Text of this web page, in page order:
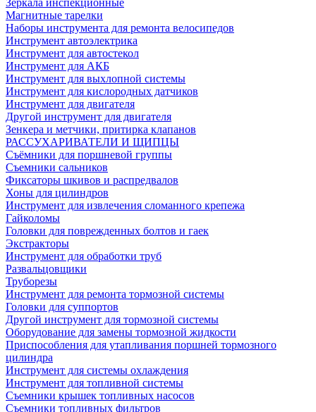
Зеркала инспекционные
Магнитные тарелки
Наборы инструмента для ремонта велосипедов
Инструмент автоэлектрика
Инструмент для автостекол
Инструмент для АКБ
Инструмент для выхлопной системы
Инструмент для кислородных датчиков
Инструмент для двигателя
Другой инструмент для двигателя
Зенкера и метчики, притирка клапанов
РАССУХАРИВАТЕЛИ И ЩИПЦЫ
Съёмники для поршневой группы
Съемники сальников
Фиксаторы шкивов и распредвалов
Хоны для цилиндров
Инструмент для извлечения сломанного крепежа
Гайколомы
Головки для поврежденных болтов и гаек
Экстракторы
Инструмент для обработки труб
Развальцовщики
Труборезы
Инструмент для ремонта тормозной системы
Головки для суппортов
Другой инструмент для тормозной системы
Оборудование для замены тормозной жидкости
Приспособления для утапливания поршней тормозного
цилиндра
Инструмент для системы охлаждения
Инструмент для топливной системы
Съемники крышек топливных насосов
Съемники топливных фильтров